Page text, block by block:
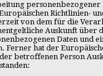
Richtlinien-
von dem für die
Auskunft über
Daten und
Ferner hat der
betroffenen Person